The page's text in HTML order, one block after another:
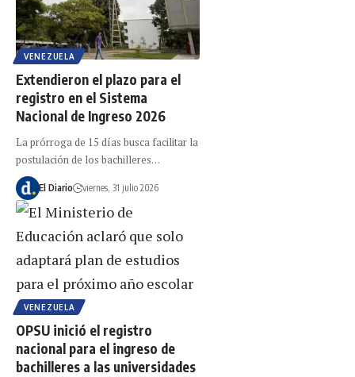
VENEZUELA
Extendieron el plazo para el
registro en el Sistema
Nacional de Ingreso 2026
La prórroga de 15 días busca facilitar la
postulación de los bachilleres…
El Diario viernes, 31 julio 2026
VENEZUELA
OPSU inició el registro
nacional para el ingreso de
bachilleres a las universidades